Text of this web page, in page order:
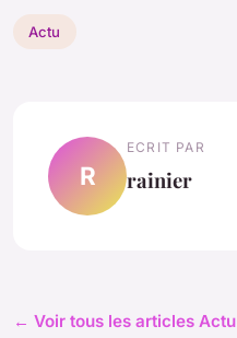
Actu
R
ECRIT PAR
rainier
← Voir tous les articles Actu